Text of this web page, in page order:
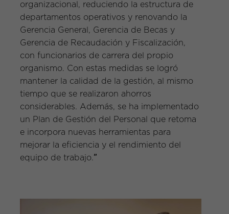
organizacional, reduciendo la estructura de
departamentos operativos y renovando la
Gerencia General, Gerencia de Becas y
Gerencia de Recaudación y Fiscalización,
con funcionarios de carrera del propio
organismo. Con estas medidas se logró
mantener la calidad de la gestión, al mismo
tiempo que se realizaron ahorros
considerables. Además, se ha implementado
un Plan de Gestión del Personal que retoma
e incorpora nuevas herramientas para
mejorar la eficiencia y el rendimiento del
equipo de trabajo.”